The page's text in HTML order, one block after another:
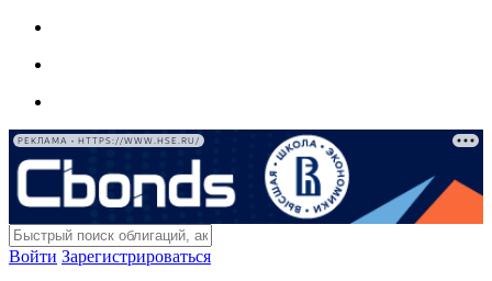
РЕКЛАМА • HTTPS://WWW.HSE.RU/
Войти Зарегистрироваться